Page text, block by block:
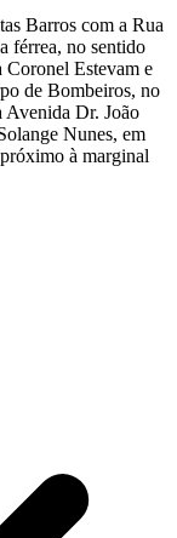
Barros com a Rua
férrea, no sentido
Estevam e
de Bombeiros, no
Avenida Dr. João
Nunes, em
à marginal